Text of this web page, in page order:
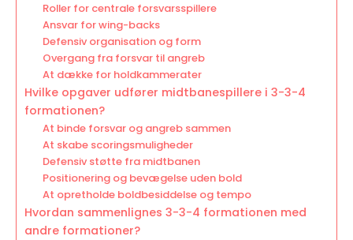
Roller for centrale forsvarsspillere
Ansvar for wing-backs
Defensiv organisation og form
Overgang fra forsvar til angreb
At dække for holdkammerater
Hvilke opgaver udfører midtbanespillere i 3-3-4
formationen?
At binde forsvar og angreb sammen
At skabe scoringsmuligheder
Defensiv støtte fra midtbanen
Positionering og bevægelse uden bold
At opretholde boldbesiddelse og tempo
Hvordan sammenlignes 3-3-4 formationen med
andre formationer?